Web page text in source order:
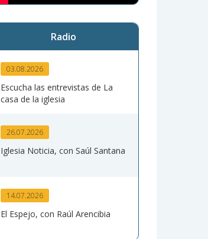
Radio
03.08.2026
Escucha las entrevistas de La
casa de la iglesia
26.07.2026
Iglesia Noticia, con Saúl Santana
14.07.2026
El Espejo, con Raúl Arencibia